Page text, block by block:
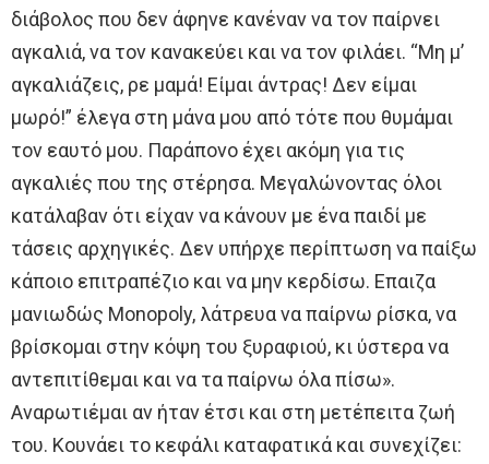
διάβολος που δεν άφηνε κανέναν να τον παίρνει
αγκαλιά, να τον κανακεύει και να τον φιλάει. “Μη μ’
αγκαλιάζεις, ρε μαμά! Είμαι άντρας! Δεν είμαι
μωρό!” έλεγα στη μάνα μου από τότε που θυμάμαι
τον εαυτό μου. Παράπονο έχει ακόμη για τις
αγκαλιές που της στέρησα. Μεγαλώνοντας όλοι
κατάλαβαν ότι είχαν να κάνουν με ένα παιδί με
τάσεις αρχηγικές. Δεν υπήρχε περίπτωση να παίξω
κάποιο επιτραπέζιο και να μην κερδίσω. Επαιζα
μανιωδώς Monopoly, λάτρευα να παίρνω ρίσκα, να
βρίσκομαι στην κόψη του ξυραφιού, κι ύστερα να
αντεπιτίθεμαι και να τα παίρνω όλα πίσω».
Αναρωτιέμαι αν ήταν έτσι και στη μετέπειτα ζωή
του. Κουνάει το κεφάλι καταφατικά και συνεχίζει: